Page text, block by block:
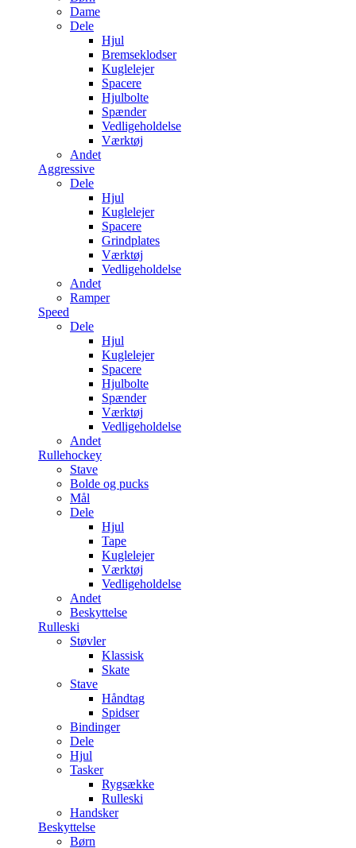
Dame
Dele
Hjul
Bremseklodser
Kuglelejer
Spacere
Hjulbolte
Spænder
Vedligeholdelse
Værktøj
Andet
Aggressive
Dele
Hjul
Kuglelejer
Spacere
Grindplates
Værktøj
Vedligeholdelse
Andet
Ramper
Speed
Dele
Hjul
Kuglelejer
Spacere
Hjulbolte
Spænder
Værktøj
Vedligeholdelse
Andet
Rullehockey
Stave
Bolde og pucks
Mål
Dele
Hjul
Tape
Kuglelejer
Værktøj
Vedligeholdelse
Andet
Beskyttelse
Rulleski
Støvler
Klassisk
Skate
Stave
Håndtag
Spidser
Bindinger
Dele
Hjul
Tasker
Rygsække
Rulleski
Handsker
Beskyttelse
Børn